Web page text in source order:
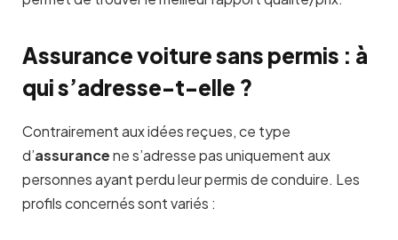
Assurance voiture sans permis : à
qui s’adresse-t-elle ?
Contrairement aux idées reçues, ce type
d’assurancene s’adresse pas uniquement aux
personnes ayant perdu leur permis de conduire. Les
profils concernés sont variés :